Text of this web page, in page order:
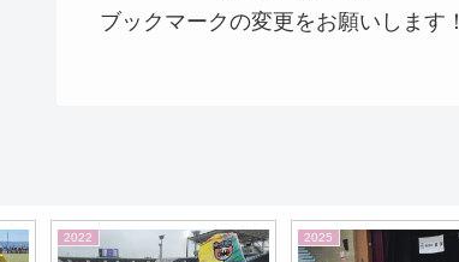
ブックマークの変更をお願いします！
2019 2017